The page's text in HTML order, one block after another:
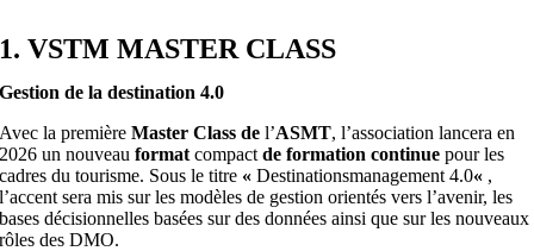
1. VSTM MASTER CLASS
Gestion de la destination 4.0
Avec la premièreMaster Class de l’ASMT, l’association lancera en
2026 un nouveauformat compactde formation continue pour les
cadres du tourisme. Sous le titre «Destinationsmanagement 4.0« ,
l’accent sera mis sur les modèles de gestion orientés vers l’avenir, les
bases décisionnelles basées sur des données ainsi que sur les nouveaux
rôles des DMO.